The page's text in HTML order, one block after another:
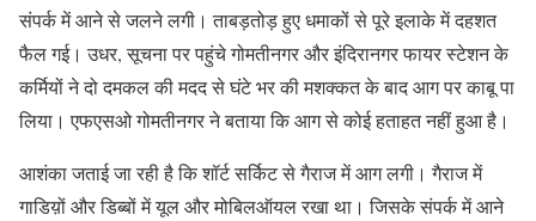
संपर्क में आने से जलने लगी। ताबड़तोड़ हुए धमाकों से पूरे इलाके में दहशत
फैल गई। उधर, सूचना पर पहुंचे गोमतीनगर और इंदिरानगर फायर स्टेशन के
कर्मियों ने दो दमकल की मदद से घंटे भर की मशक्कत के बाद आग पर काबू पा
लिया। एफएसओ गोमतीनगर ने बताया कि आग से कोई हताहत नहीं हुआ है।
आशंका जताई जा रही है कि शॉर्ट सर्किट से गैराज में आग लगी। गैराज में
गाडिय़ों और डिब्बों में यूल और मोबिलऑयल रखा था। जिसके संपर्क में आने